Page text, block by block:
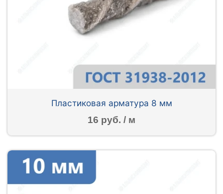
Пластиковая арматура 8 мм
16 руб. / м